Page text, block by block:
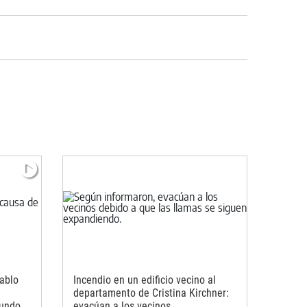
Incendio en un edificio vecino al
departamento de Cristina Kirchner: